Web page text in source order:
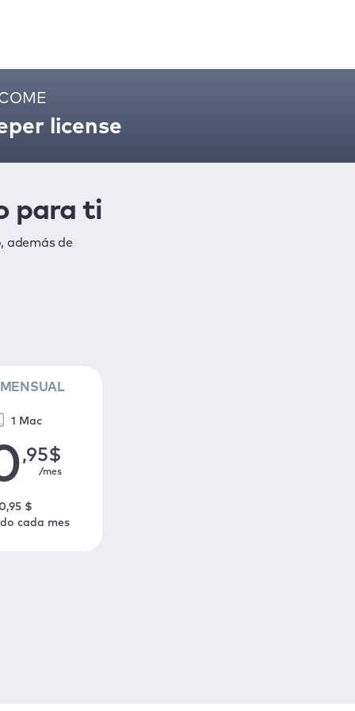
license
para ti
además de
1 Mac
,95$
/mes
,95 $
cada mes